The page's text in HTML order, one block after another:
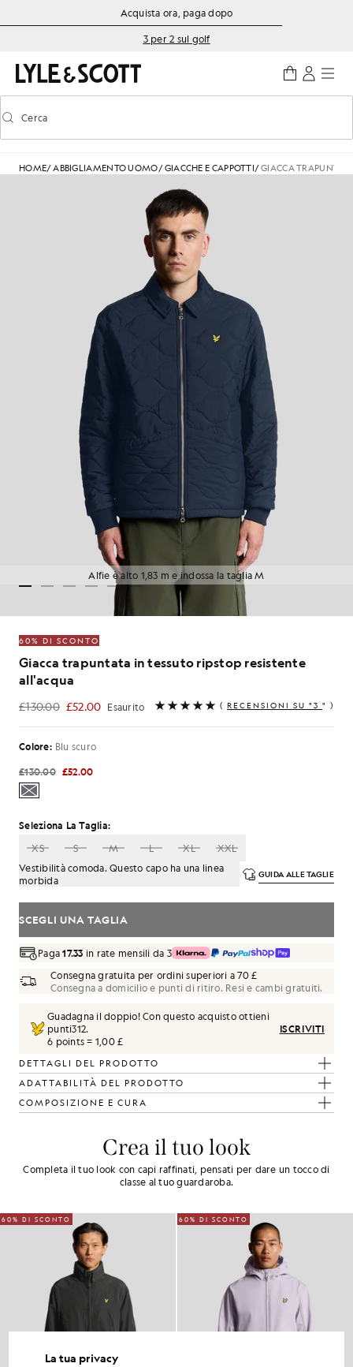
Vai al contenuto principale
Informazioni sull'accessibilitàAcquista ora, paga dopo
3 per 2 sul golf
Attiva/disattiva la ricerca predittiva
Cerca
HOME/ABBIGLIAMENTO UOMO/GIACCHE E CAPPOTTI/GIACCA
Alfie è alto 1,83 m e indossa la taglia M
60% DI SCONTO
Giacca trapuntata in tessuto ripstop resistente
all'acqua
£130.00 £52.00 Esaurito
£52.00 ( RECENSIONI SU "3 " )
Colore: Blu scuro
£130.00 £52.00
Seleziona La Taglia:
XS
S M L XL
XXL
Vestibilità comoda. Questo capo ha una linea
morbida
GUIDA ALLE TAGLIE
SCEGLI UNA TAGLIA
Paga17.33 in rate mensili da 3
Consegna gratuita per ordini superiori a 70 £
Consegna a domicilio e punti di ritiro. Resi e cambi gratuiti.
Guadagna il doppio! Con questo acquisto ottieni
punti312.
6 points = 1,00 £
ISCRIVITI
DETTAGLI DEL PRODOTTO
ADATTABILITÀ DEL PRODOTTO
COMPOSIZIONE E CURA
Crea il tuo look
Completa il tuo look con capi raffinati, pensati per dare un tocco di
classe al tuo guardaroba.
60% DI SCONTO 60% DI SCONTO
La tua privacy